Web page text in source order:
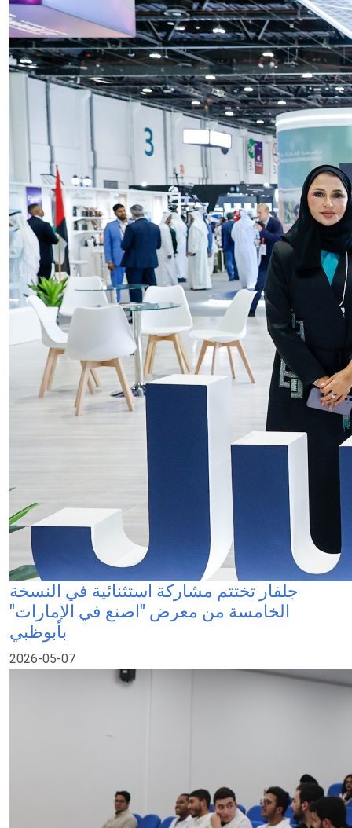
جلفار تختتم مشاركة استثنائية في النسخة
الخامسة من معرض "اصنع في الإمارات"
بأبوظبي
2026-05-07